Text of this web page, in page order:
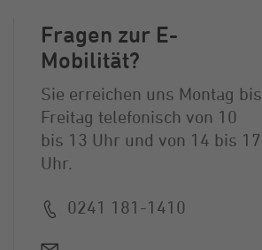
Fragen zur E-
Mobilität?
Sie erreichen uns Montag bis
Freitag telefonisch von 10
bis 13 Uhr und von 14 bis 17
Uhr.
0241 181-1410